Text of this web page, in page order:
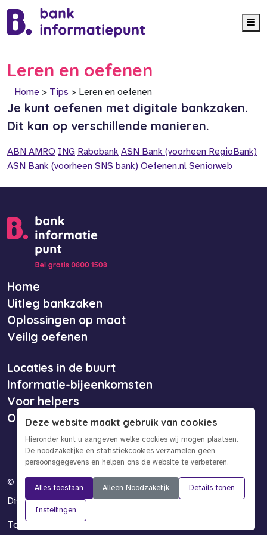
Leren en oefenen
Home > Tips > Leren en oefenen
Je kunt oefenen met digitale bankzaken.
Dit kan op verschillende manieren.
ABN AMRO ING Rabobank ASN Bank (voorheen RegioBank)
ASN Bank (voorheen SNS bank) Oefenen.nl Seniorweb
Home
Uitleg bankzaken
Oplossingen op maat
Veilig oefenen
Locaties in de buurt
Informatie-bijeenkomsten
Voor helpers
Over ons
© 2026 Bankinformatiepunt
Disclaimer
Privacy- en cookieverklaring
Toegankelijkheidsverklaring
Deze website maakt gebruik van cookies
Hieronder kunt u aangeven welke cookies wij mogen plaatsen.
De noodzakelijke en statistiekcookies verzamelen geen
persoonsgegevens en helpen ons de website te verbeteren.
Alles toestaan Alleen Noodzakelijk Details tonen
Instellingen